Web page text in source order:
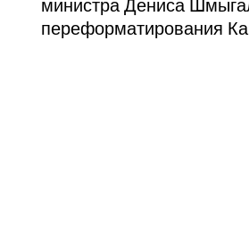
министра Дениса
переформатирования